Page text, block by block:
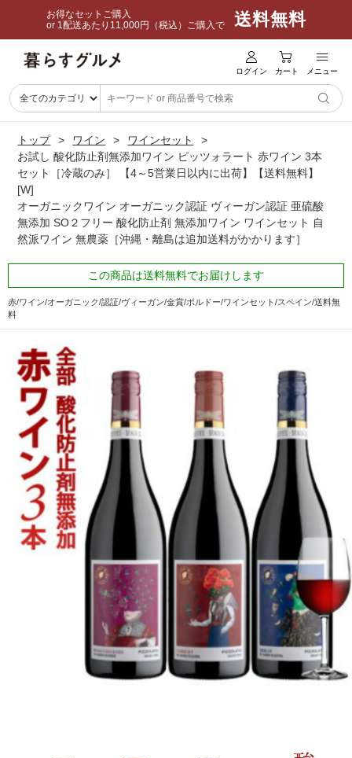
お得なセットご購入
or 1配送あたり11,000円（税込）ご購入で
送料無料
ログイン カート メニュー
トップ ワイン
ワインセット
お試し 酸化防止剤無添加ワイン ピッツォラート 赤ワイン 3本
セット［冷蔵のみ］ 【4～5営業日以内に出荷】【送料無料】
[W]
オーガニックワイン オーガニック認証 ヴィーガン認証 亜硫酸
無添加 SO２フリー 酸化防止剤 無添加ワイン ワインセット 自
然派ワイン 無農薬［沖縄・離島は追加送料がかかります］
この商品は送料無料でお届けします
赤/ワイン/オーガニック/認証/ヴィーガン/金賞/ボルドー/ワインセット/スペイン/送料無
料